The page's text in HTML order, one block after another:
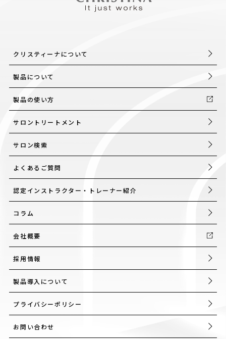
クリスティーナについて
製品について
製品の使い方
サロントリートメント
サロン検索
よくあるご質問
認定インストラクター・トレーナー紹介
コラム
会社概要
採用情報
製品導入について
プライバシーポリシー
お問い合わせ